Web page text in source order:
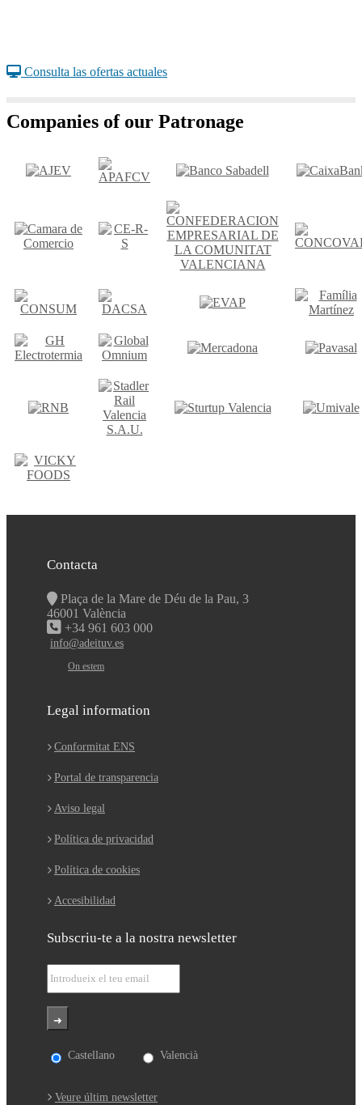
Consulta las ofertas actuales
Companies of our Patronage
Contacta
Plaça de la Mare de Déu de la Pau, 3
46001 València
+34 961 603 000
info@adeituv.es
On estem
Legal information
Conformitat ENS
Portal de transparencia
Aviso legal
Política de privacidad
Política de cookies
Accesibilidad
Subscriu-te a la nostra newsletter
Castellano Valencià
Veure últim newsletter